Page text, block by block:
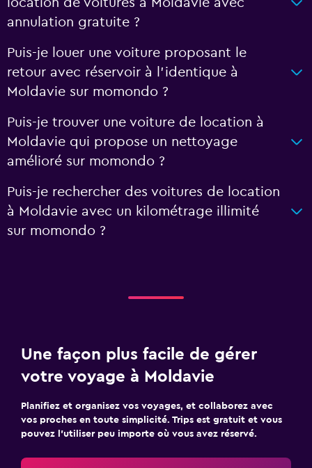
location de voitures à Moldavie avec
annulation gratuite ?
Puis-je louer une voiture proposant le
retour avec réservoir à l’identique à
Moldavie sur momondo ?
Puis-je trouver une voiture de location à
Moldavie qui propose un nettoyage
amélioré sur momondo ?
Puis-je rechercher des voitures de location
à Moldavie avec un kilométrage illimité
sur momondo ?
Une façon plus facile de gérer
votre voyage à Moldavie
Planifiez et organisez vos voyages, et collaborez avec
vos proches en toute simplicité. Trips est gratuit et vous
pouvez l’utiliser peu importe où vous avez réservé.